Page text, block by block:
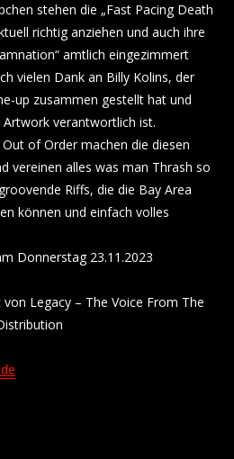
stehen die „Fast Pacing Death
richtig anziehen und auch ihre
amtlich eingezimmert
vielen Dank an Billy Kolins, der
up zusammen gestellt hat und
verantwortlich ist.
of Order machen die diesen
vereinen alles was man Thrash so
Riffs, die die Bay Area
können und einfach volles
Donnerstag 23.11.2023
Legacy – The Voice From The